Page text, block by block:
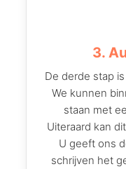
3.
De derde stap
We kunnen
staan met
Uiteraard kan
U geeft ons
schrijven het